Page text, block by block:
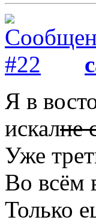
Я в
искалне
Уже
Во всём
Только